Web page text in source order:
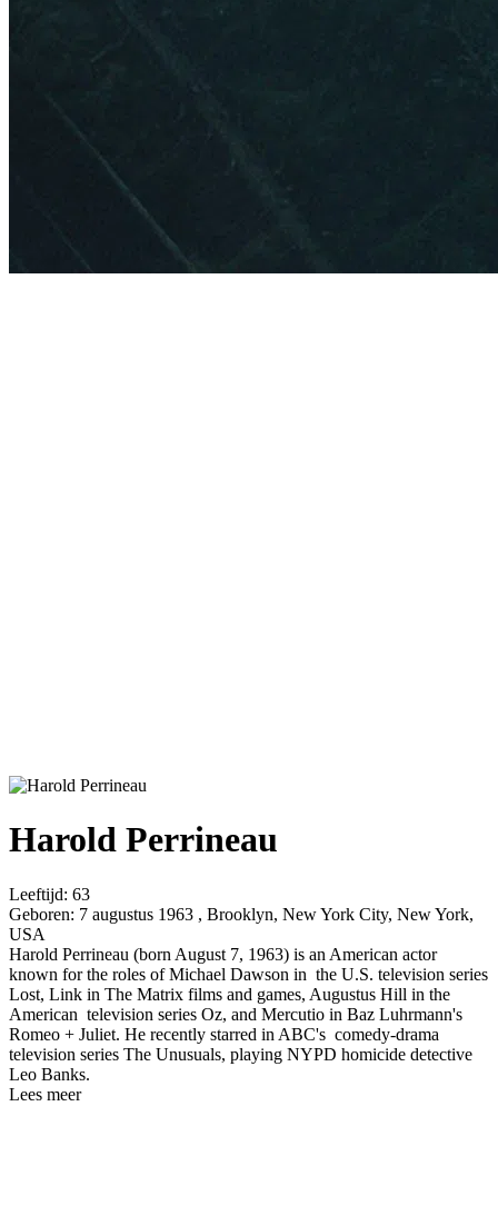
Harold Perrineau
Leeftijd: 63
Geboren: 7 augustus 1963 , Brooklyn, New York City, New York,
USA
Harold Perrineau (born August 7, 1963) is an American actor
known for the roles of Michael Dawson in the U.S. television series
Lost, Link in The Matrix films and games, Augustus Hill in the
American television series Oz, and Mercutio in Baz Luhrmann's
Romeo + Juliet. He recently starred in ABC's comedy-drama
television series The Unusuals, playing NYPD homicide detective
Leo Banks.
Lees meer